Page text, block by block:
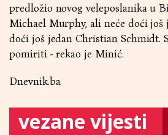
predložio novog veleposlanika u
Michael Murphy, ali neće doći
doći još jedan Christian Schmidt.
pomiriti - rekao je Minić.
Dnevnik.ba
vezane vijesti